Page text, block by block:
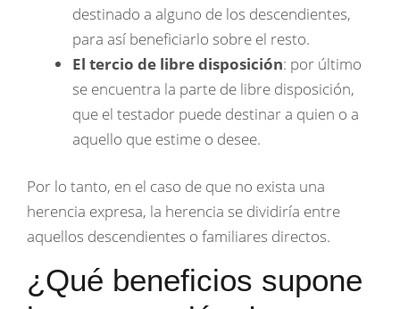
destinado a alguno de los descendientes,
para así beneficiarlo sobre el resto.
El tercio de libre disposición: por último
se encuentra la parte de libre disposición,
que el testador puede destinar a quien o a
aquello que estime o desee.
Por lo tanto, en el caso de que no exista una
herencia expresa, la herencia se dividiría entre
aquellos descendientes o familiares directos.
¿Qué beneficios supone